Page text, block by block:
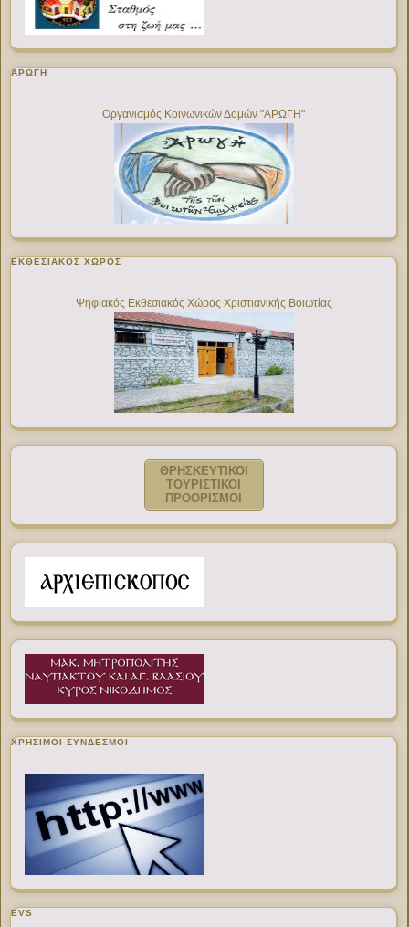
ΑΡΩΓΗ
Οργανισμός Κοινωνικών Δομών "ΑΡΩΓΗ"
ΕΚΘΕΣΙΑΚΌΣ ΧΏΡΟΣ
Ψηφιακός Εκθεσιακός Χώρος Χριστιανικής Βοιωτίας
ΘΡΗΣΚΕΥΤΙΚΟΙ
ΤΟΥΡΙΣΤΙΚΟΙ
ΠΡΟΟΡΙΣΜΟΙ
ΧΡΉΣΙΜΟΙ ΣΎΝΔΕΣΜΟΙ
EVS